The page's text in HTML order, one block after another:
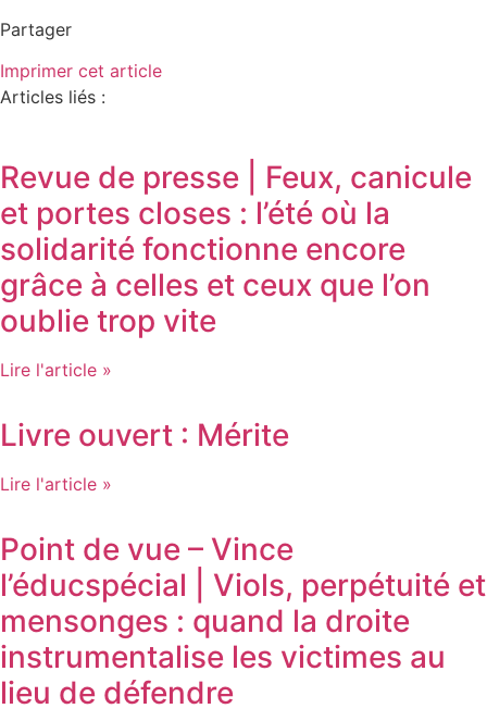
Partager
Imprimer cet article
Articles liés :
Revue de presse | Feux, canicule
et portes closes : l’été où la
solidarité fonctionne encore
grâce à celles et ceux que l’on
oublie trop vite
Lire l'article »
Livre ouvert : Mérite
Lire l'article »
Point de vue – Vince
l’éducspécial | Viols, perpétuité et
mensonges : quand la droite
instrumentalise les victimes au
lieu de défendre